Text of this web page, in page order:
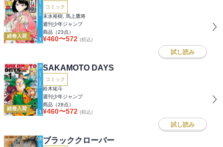
続巻入荷
コミック
末永裕樹, 馬上鷹将
週刊少年ジャンプ
商品（23点）
¥460〜572 (税込)
試し読み
続巻入荷
SAKAMOTO DAYS
コミック
鈴木祐斗
週刊少年ジャンプ
商品（28点）
¥460〜572 (税込)
試し読み
ブラッククローバー